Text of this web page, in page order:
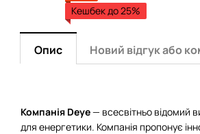
Кешбек до 25%
Опис Новий відгук або
Компанія Deye— всесвітньо відомий
для енергетики. Компанія пропонує